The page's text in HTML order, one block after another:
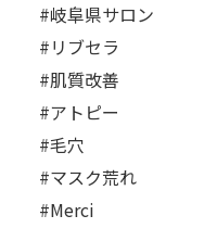
#岐阜県サロン
#リブセラ
#肌質改善
#アトピー
#毛穴
#マスク荒れ
#Merci